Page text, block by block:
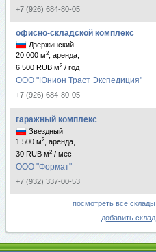
+7 (926) 684-80-05
офисно-складской комплекс
Дзержинский
20 000 м2
, аренда,
6 500 RUB м2 / год
ООО "Юнион Траст Экспедиция"
+7 (926) 684-80-05
гаражный комплекс
Звездный
1 500 м2
, аренда,
30 RUB м2 / мес
ООО "Формат"
+7 (932) 337-00-53
посмотреть все склады
добавить склад